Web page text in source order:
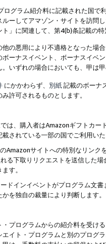
ログラム紹介料に記載された国で
ーしてアマゾン・サイトを訪問
」に関連して、第4(b)条記載の
の悪用により不適格となった場
ーナスイベント、ボーナスイベ
いずれの場合においても、甲は
にかかわらず、 別紙記載のボーナ
許可されるものとします。
は、購入者はAmazonギフトカ
載されている一部の国でご利用い
Amazonサイトへの特別なリン
る下取りリクエストを送信した
す。
ドインイベントがプログラム文
を独自の裁量により判断します。
プログラムからの紹介料を受け
イト・プログラムと別のプログ